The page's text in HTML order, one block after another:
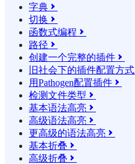
字典 
切换 
函数式编程 
路径 
创建一个完整的插件 
旧社会下的插件配置方式
用Pathogen配置插件 
检测文件类型 
基本语法高亮 
高级语法高亮 
更高级的语法高亮 
基本折叠 
高级折叠 